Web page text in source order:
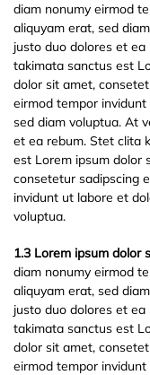
diam nonumy eirmod
aliquyam erat, sed
justo duo dolores et
takimata sanctus est
dolor sit amet,
eirmod tempor
sed diam voluptua. At
et ea rebum. Stet clita
est Lorem ipsum dolor
consetetur sadipscing
invidunt ut labore et
voluptua.
1.3 Lorem ipsum dolor
diam nonumy eirmod
aliquyam erat, sed
justo duo dolores et
takimata sanctus est
dolor sit amet,
eirmod tempor